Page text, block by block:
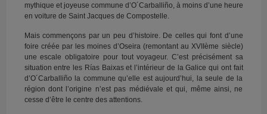
mythique et joyeuse commune d’O´Carballiño, à moins d’une heure
en voiture de Saint Jacques de Compostelle.
Mais commençons par un peu d’histoire. De celles qui font d’une
foire créée par les moines d’Oseira (remontant au XVIIème siècle)
une escale obligatoire pour tout voyageur. C’est précisément sa
situation entre les Rías Baixas et l’intérieur de la Galice qui ont fait
d’O´Carballiño la commune qu’elle est aujourd’hui, la seule de la
région dont l’origine n’est pas médiévale et qui, même ainsi, ne
cesse d’être le centre des attentions.